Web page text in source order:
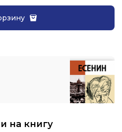
на книгу